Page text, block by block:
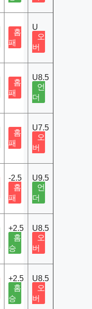
홈
패
U
오
버
홈
패
U8.5
언
더
홈
패
U7.5
오
버
-2.5
홈
패
U9.5
언
더
+2.5
홈
승
U8.5
오
버
+2.5
홈
승
U8.5
오
버